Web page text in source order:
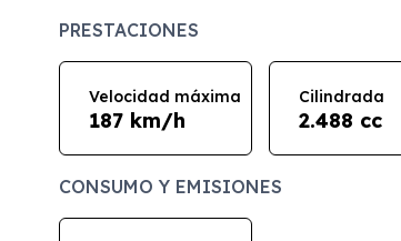
PRESTACIONES
Velocidad máxima
187 km/h
Cilindrada
2.488 cc
CONSUMO Y EMISIONES